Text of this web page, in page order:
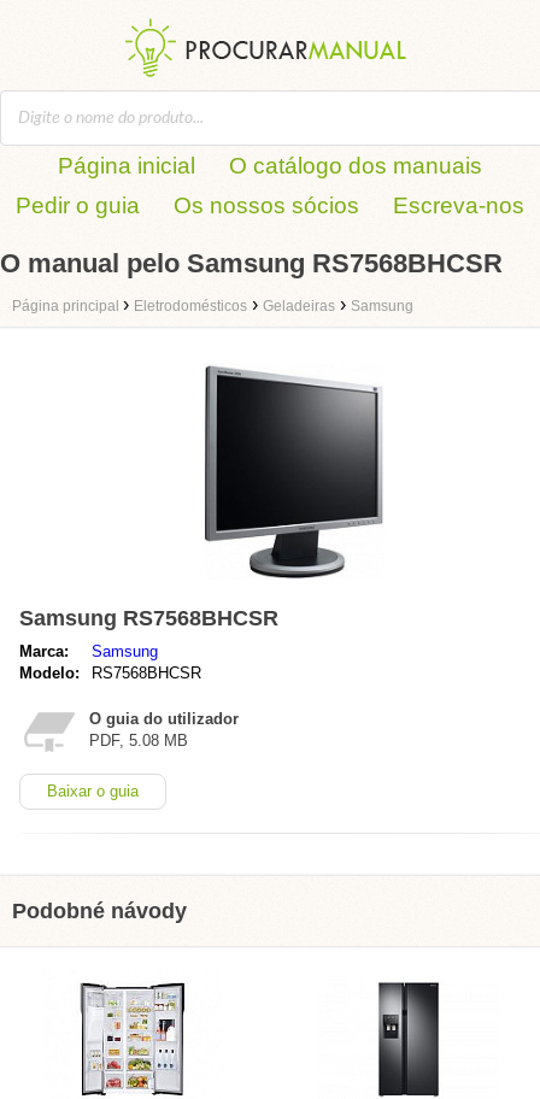
Página inicial
O catálogo dos manuais
Pedir o guia
Os nossos sócios Escreva-nos
O manual pelo Samsung RS7568BHCSR
Página principal › Eletrodomésticos › Geladeiras › Samsung
Samsung RS7568BHCSR
Marca:
Samsung
Modelo:
RS7568BHCSR
O guia do utilizador
PDF, 5.08 MB
Baixar o guia
Podobné návody